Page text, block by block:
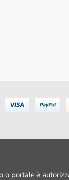
o portale è